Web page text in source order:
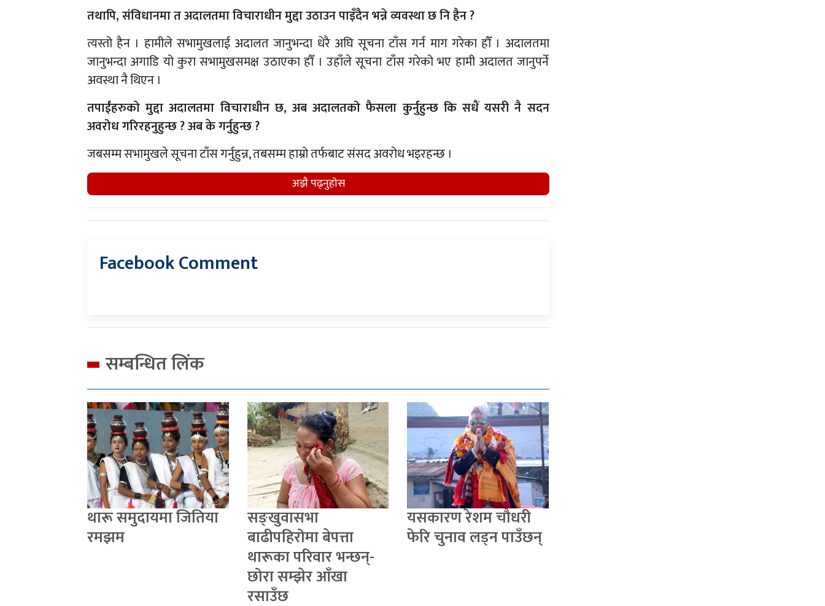
तथापि, संविधानमा त अदालतमा विचाराधीन मुद्दा उठाउन पाइँदैन भन्ने व्यवस्था छ नि हैन ?
त्यस्तो हैन । हामीले सभामुखलाई अदालत जानुभन्दा धेरै अघि सूचना टाँस गर्न माग गरेका हौँ । अदालतमा
जानुभन्दा अगाडि यो कुरा सभामुखसमक्ष उठाएका हौँ । उहाँले सूचना टाँस गरेको भए हामी अदालत जानुपर्ने
अवस्था नै थिएन ।
तपाईंहरुको मुद्दा अदालतमा विचाराधीन छ, अब अदालतको फैसला कुर्नुहुन्छ कि सधैं यसरी नै सदन
अवरोध गरिरहनुहुन्छ ? अब के गर्नुहुन्छ ?
जबसम्म सभामुखले सूचना टाँस गर्नुहुन्न, तबसम्म हाम्रो तर्फबाट संसद अवरोध भइरहन्छ ।
अझै पढ्नुहाेस
Facebook Comment
सम्बन्धित लिंक
थारू समुदायमा जितिया
रमझम
सङ्खुवासभा
बाढीपहिरोमा बेपत्ता
थारूका परिवार भन्छन्-
छोरा सम्झेर आँखा
रसाउँछ
यसकारण रेशम चौधरी
फेरि चुनाव लड्न पाउँछन्